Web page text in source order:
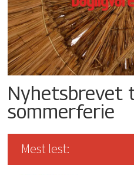
Nyhetsbrevet
sommerferie
Mest lest: